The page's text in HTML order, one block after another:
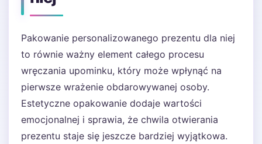
Pakowanie personalizowanego prezentu dla niej
to równie ważny element całego procesu
wręczania upominku, który może wpłynąć na
pierwsze wrażenie obdarowywanej osoby.
Estetyczne opakowanie dodaje wartości
emocjonalnej i sprawia, że chwila otwierania
prezentu staje się jeszcze bardziej wyjątkowa.